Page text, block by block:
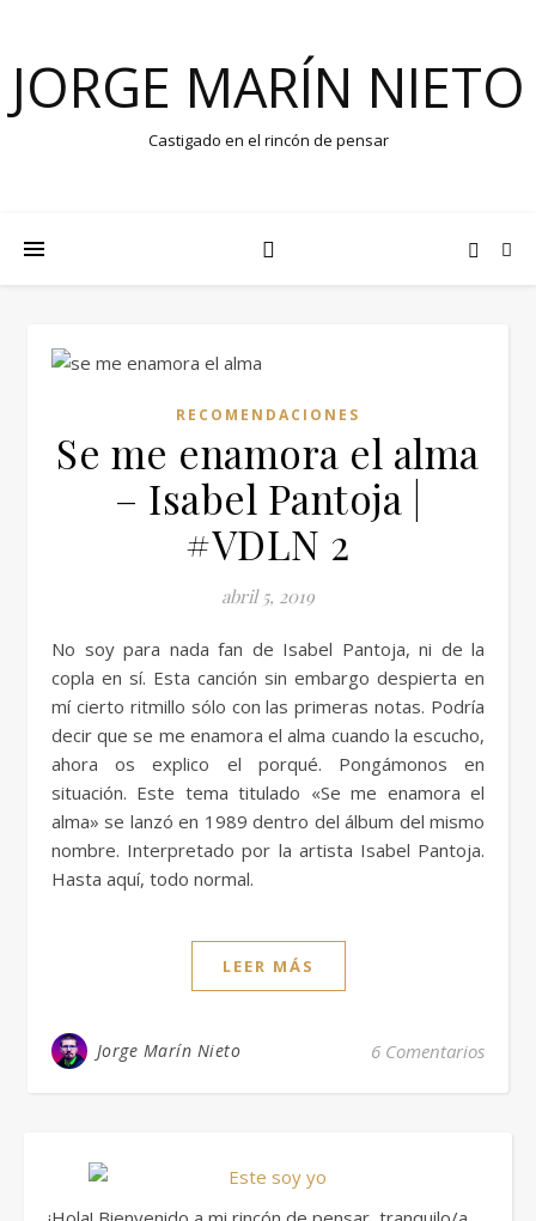
JORGE MARÍN NIETO
Castigado en el rincón de pensar
RECOMENDACIONES
Se me enamora el alma
– Isabel Pantoja |
#VDLN 2
abril 5, 2019
No soy para nada fan de Isabel Pantoja, ni de la
copla en sí. Esta canción sin embargo despierta en
mí cierto ritmillo sólo con las primeras notas. Podría
decir que se me enamora el alma cuando la escucho,
ahora os explico el porqué. Pongámonos en
situación. Este tema titulado «Se me enamora el
alma» se lanzó en 1989 dentro del álbum del mismo
nombre. Interpretado por la artista Isabel Pantoja.
Hasta aquí, todo normal.
LEER MÁS
Jorge Marín Nieto 6 Comentarios